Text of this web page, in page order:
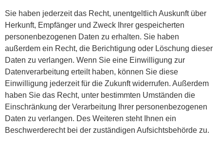
Sie haben jederzeit das Recht, unentgeltlich Auskunft über
Herkunft, Empfänger und Zweck Ihrer gespeicherten
personenbezogenen Daten zu erhalten. Sie haben
außerdem ein Recht, die Berichtigung oder Löschung dieser
Daten zu verlangen. Wenn Sie eine Einwilligung zur
Datenverarbeitung erteilt haben, können Sie diese
Einwilligung jederzeit für die Zukunft widerrufen. Außerdem
haben Sie das Recht, unter bestimmten Umständen die
Einschränkung der Verarbeitung Ihrer personenbezogenen
Daten zu verlangen. Des Weiteren steht Ihnen ein
Beschwerderecht bei der zuständigen Aufsichtsbehörde zu.